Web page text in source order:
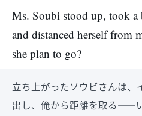
Ms. Soubi stood up, took
and distanced herself from
she plan to go?
立ち上がったソウビさんは、
出し、俺から距離を取る――